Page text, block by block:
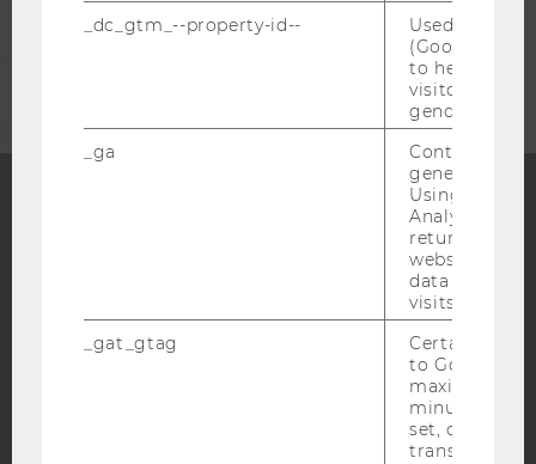
Blog
Bluesky
_dc_gtm_--property-id--
Used by
(Google Tag
to help
visitors by
gender or
_ga
Contains a
generated
Using this
Analytics can
returning
website and
data from
visits.
_gat_gtag
Certain data
to Google
maximum of
minute. As
set, certain
transfers are